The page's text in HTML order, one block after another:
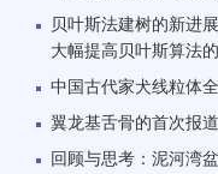
贝叶斯法建树的新进
大幅提高贝叶斯算法
中国古代家犬线粒体
翼龙基舌骨的首次报
回顾与思考：泥河湾